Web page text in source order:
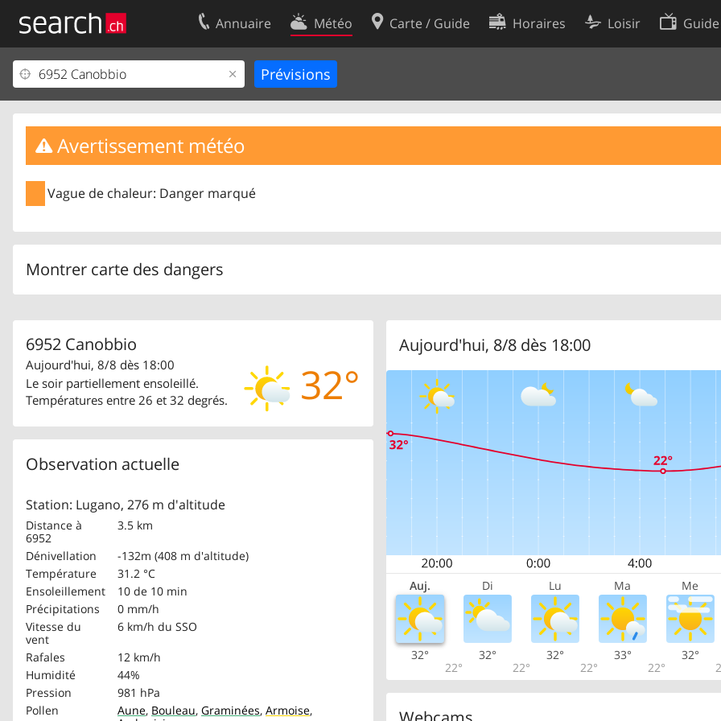
Annuaire Météo Carte / Guide Horaires Loisir
Avertissement météo
Vague de chaleur: Danger marqué
Montrer carte des dangers
6952 Canobbio
32°
Aujourd'hui, 8/8 dès 18:00
Le soir partiellement ensoleillé.
Températures entre 26 et 32 degrés.
Observation actuelle
Station: Lugano, 276 m d'altitude
Distance à
6952
3.5 km
Dénivellation
-132m (408 m d'altitude)
Température
31.2 °C
Ensoleillement
10 de 10 min
Précipitations
0 mm/h
Vitesse du
vent
6 km/h du SSO
Rafales
12 km/h
Humidité
44%
Pression
981 hPa
Pollen
Aune, Bouleau, Graminées, Armoise,
Aujourd'hui, 8/8 dès 18:00
Auj. Di Lu Ma Me
32°
22°
32°
22°
32°
22°
33°
22°
32°
Votre inscription
Centre clients
Mentions Légales
Contact
Conditions d’utilisation
Protection des données
Préférences de cookies
Développeurs